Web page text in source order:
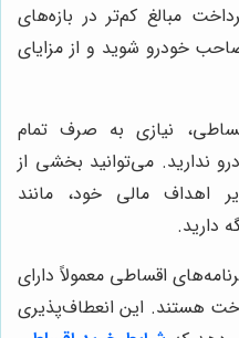
مبالغ کم‌تر در بازه‌های
خودرو شوید و از مزایای
نیازی به صرف تمام
ندارید. می‌توانید بخشی از
اهداف مالی خود، مانند
دارید.
اقساطی معمولاً دارای
هستند. این انعطاف‌پذیری